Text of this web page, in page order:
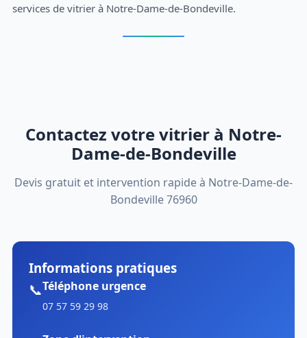
services de vitrier à Notre-Dame-de-Bondeville.
Contactez votre vitrier à Notre-
Dame-de-Bondeville
Devis gratuit et intervention rapide à Notre-Dame-de-
Bondeville 76960
Informations pratiques
📞Téléphone urgence
07 57 59 29 98